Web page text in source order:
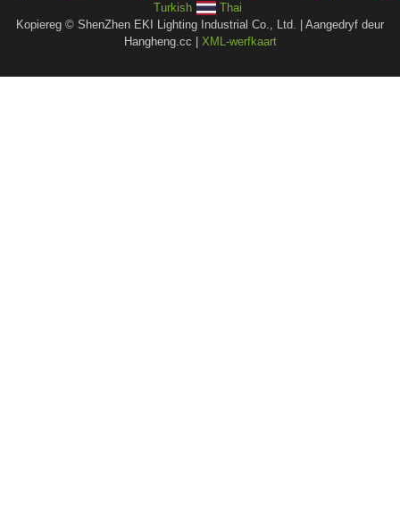
Turkish
Thai
Kopiereg © ShenZhen EKI Lighting Industrial Co., Ltd. | Aangedryf deur
Hangheng.cc | XML-werfkaart